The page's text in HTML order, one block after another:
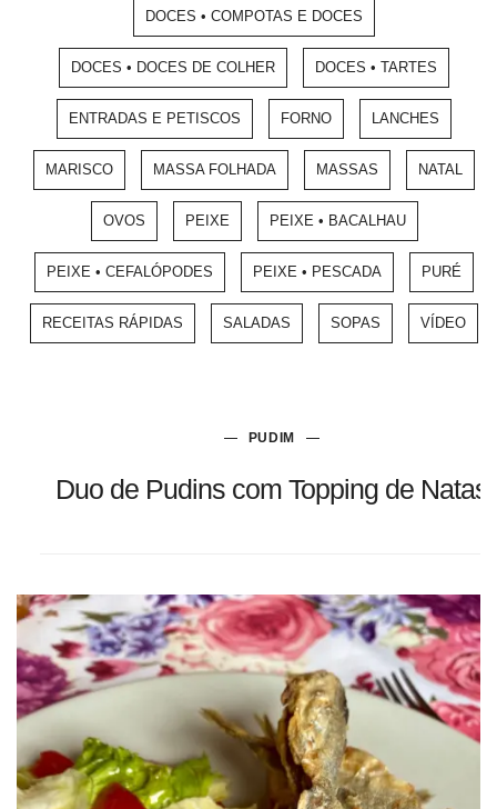
DOCES • COMPOTAS E DOCES
DOCES • DOCES DE COLHER DOCES • TARTES
ENTRADAS E PETISCOS FORNO LANCHES
MARISCO MASSA FOLHADA MASSAS NATAL
OVOS PEIXE PEIXE • BACALHAU
PEIXE • CEFALÓPODES PEIXE • PESCADA PURÉ
RECEITAS RÁPIDAS SALADAS SOPAS VÍDEO
PUDIM
Duo de Pudins com Topping de Natas